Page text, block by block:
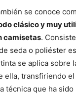
se conoce
clásico y muy
camisetas.
seda o poliéster
se aplica sobre
ella, transfiriendo
técnica que ha